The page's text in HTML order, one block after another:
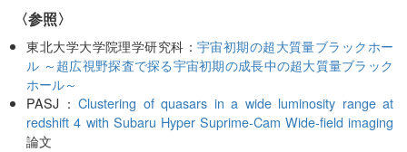
〈参照〉
東北大学大学院理学研究科： 宇宙初期の超大質量ブラックホー
ル ～超広視野探査で探る宇宙初期の成長中の超大質量ブラック
ホール～
PASJ：Clustering of quasars in a wide luminosity range at
redshift 4 with Subaru Hyper Suprime-Cam Wide-field imaging
論文